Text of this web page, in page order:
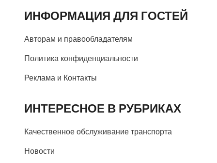
ИНФОРМАЦИЯ ДЛЯ ГОСТЕЙ
Авторам и правообладателям
Политика конфиденциальности
Реклама и Контакты
ИНТЕРЕСНОЕ В РУБРИКАХ
Качественное обслуживание транспорта
Новости